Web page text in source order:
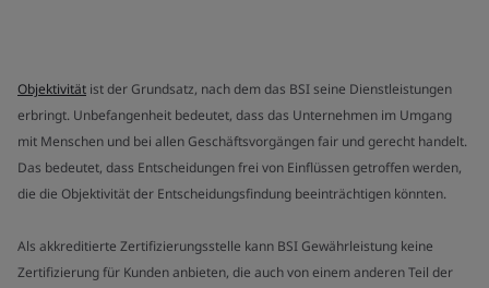
Objektivität ist der Grundsatz, nach dem das BSI seine Dienstleistungen
erbringt. Unbefangenheit bedeutet, dass das Unternehmen im Umgang
mit Menschen und bei allen Geschäftsvorgängen fair und gerecht handelt.
Das bedeutet, dass Entscheidungen frei von Einflüssen getroffen werden,
die die Objektivität der Entscheidungsfindung beeinträchtigen könnten.
Als akkreditierte Zertifizierungsstelle kann BSI Gewährleistung keine
Zertifizierung für Kunden anbieten, die auch von einem anderen Teil der